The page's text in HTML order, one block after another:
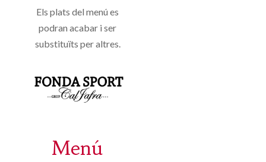
Els plats del menú es
podran acabar i ser
substituïts per altres.
Menú